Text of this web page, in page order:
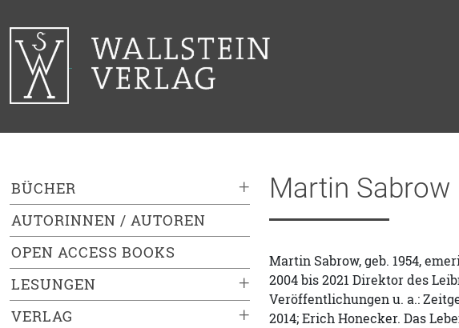
+
BÜCHER
AUTORINNEN / AUTOREN
OPEN ACCESS BOOKS
+
LESUNGEN
+
VERLAG
Martin Sabrow
Martin Sabrow, geb. 1954,
2004 bis 2021 Direktor des
Veröffentlichungen u. a.:
2014; Erich Honecker. Das